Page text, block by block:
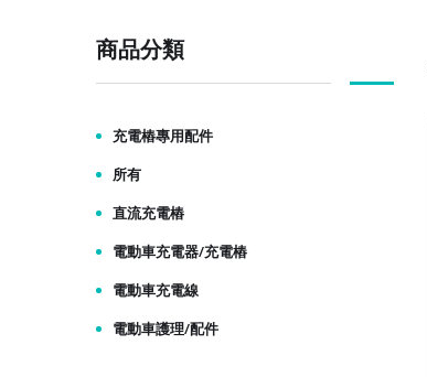
商品分類
充電樁專用配件
所有
直流充電樁
電動車充電器/充電樁
電動車充電線
電動車護理/配件